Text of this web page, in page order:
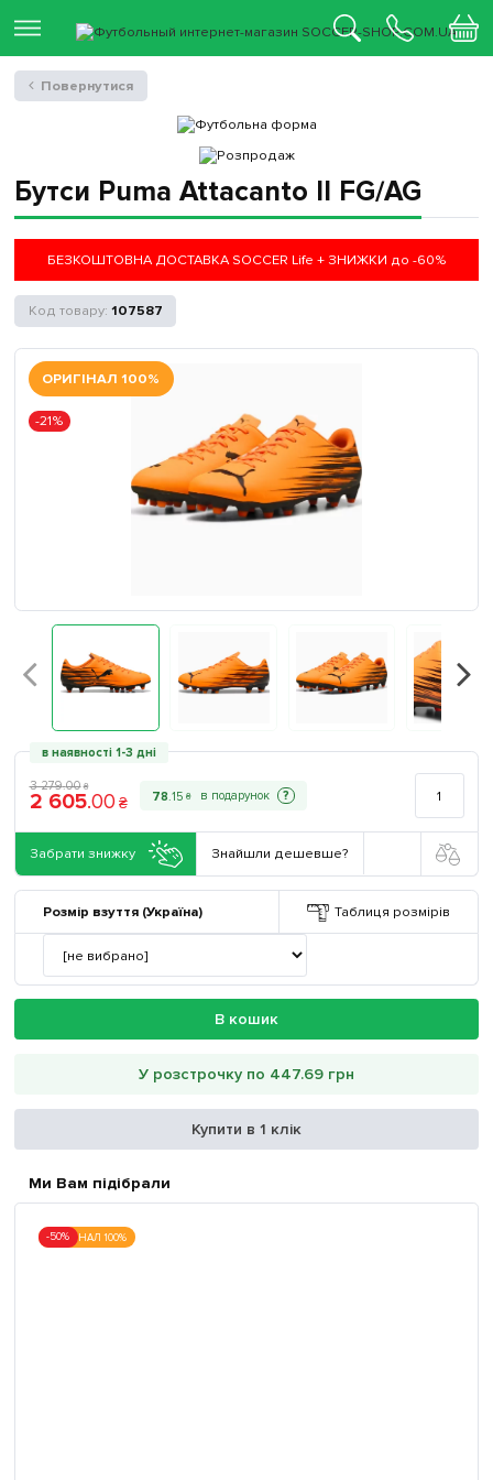
Бутси Puma Attacanto II FG/AG
БЕЗКОШТОВНА ДОСТАВКА SOCCER Life + ЗНИЖКИ до -60%
107587
ОРИГІНАЛ 100%
-21%
в наявності 1-3 дні
3 279.00 ₴
2 605.00 ₴ 78.15 ₴ ?
Забрати знижку Знайшли дешевше?
Розмір взуття (Україна) Таблиця розмірів
В кошик
У розстрочку по 447.69 грн
Купити в 1 клік
Ми Вам підібрали
ОРИГІНАЛ 100%
-50%
Повернутися